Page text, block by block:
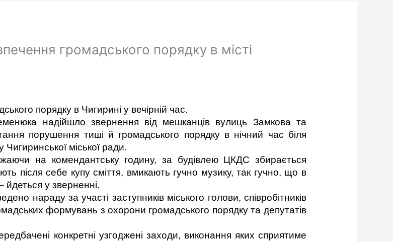
громадського порядку в місті
порядку в Чигирині у вечірній час.
надійшло звернення від мешканців вулиць Замкова та
порушення тиші й громадського порядку в нічний час біля
міської ради.
на комендантську годину, за будівлею ЦКДС збирається
після себе купу сміття, вмикають гучно музику, так гучно, що в
йдеться у зверненні.
нараду за участі заступників міського голови, співробітників
формувань з охорони громадського порядку та депутатів
конкретні узгоджені заходи, виконання яких сприятиме